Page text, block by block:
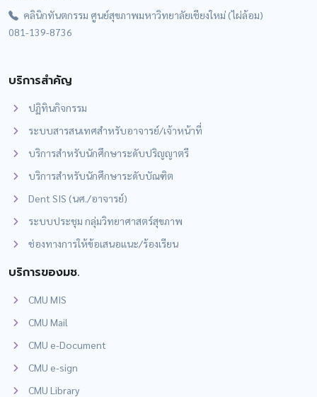
คลินิกทันตกรรม ศูนย์สุขภาพมหาวิทยาลัยเชียงใหม่ (ไผ่ล้อม)
081-139-8736
บริการสำคัญ
ปฏิทินกิจกรรม
ระบบสารสนเทศสำหรับอาจารย์/เจ้าหน้าที่
บริการสำหรับนักศึกษาระดับปริญญาตรี
บริการสำหรับนักศึกษาระดับบัณฑิต
Dent SIS (นศ./อาจารย์)
ระบบประชุม กลุ่มวิทยาศาสตร์สุขภาพ
ช่องทางการให้ข้อเสนอแนะ/ร้องเรียน
บริการของมช.
CMU MIS
CMU Mail
CMU e-Document
CMU e-sign
CMU Library